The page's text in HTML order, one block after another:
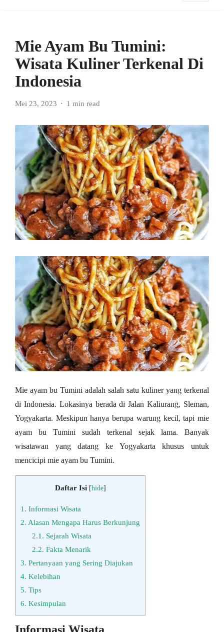
Mie Ayam Bu Tumini:
Wisata Kuliner Terkenal Di
Indonesia
Mei 23, 2023 1 min read
Mie ayam bu Tumini adalah salah satu kuliner yang terkenal
di Indonesia. Lokasinya berada di Jalan Kaliurang, Sleman,
Yogyakarta. Meskipun hanya berupa warung kecil, tapi mie
ayam bu Tumini sudah terkenal sejak lama. Banyak
wisatawan yang datang ke Yogyakarta khusus untuk
mencicipi mie ayam bu Tumini.
Daftar Isi [hide]
1. Informasi Wisata
2. Alasan Mengapa Harus Berkunjung
2.1. Sejarah Wisata
2.2. Fakta Menarik
3. Pertanyaan yang Sering Diajukan
4. Kelebihan
5. Tips
6. Kesimpulan